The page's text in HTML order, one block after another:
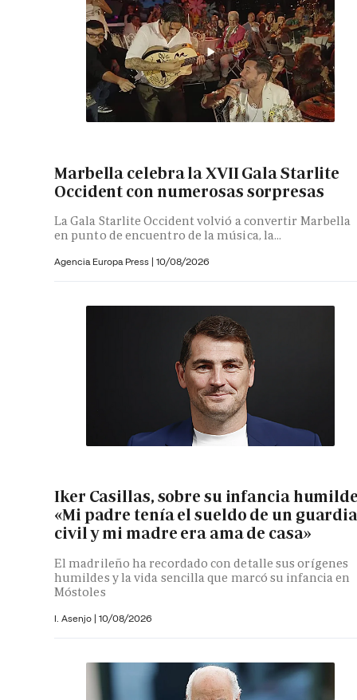
Marbella celebra la XVII Gala Starlite
Occident con numerosas sorpresas
La Gala Starlite Occident volvió a convertir Marbella
en punto de encuentro de la música, la...
Agencia Europa Press | 10/08/2026
Iker Casillas, sobre su infancia
«Mi padre tenía el sueldo de un
civil y mi madre era ama de casa»
El madrileño ha recordado con detalle sus orígenes
humildes y la vida sencilla que marcó su infancia en
Móstoles
I. Asenjo | 10/08/2026